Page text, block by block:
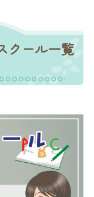
クール一覧